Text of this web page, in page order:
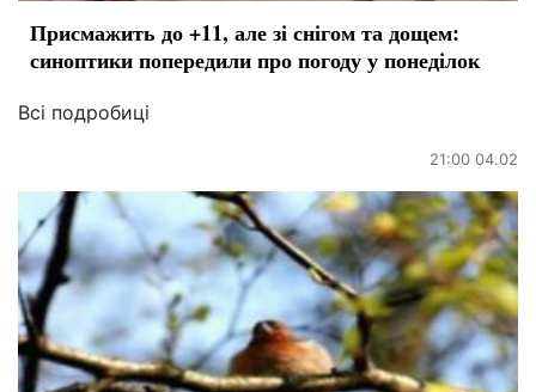
Присмажить до +11, але зі снігом та дощем:
синоптики попередили про погоду у понеділок
Всі подробиці
21:00 04.02